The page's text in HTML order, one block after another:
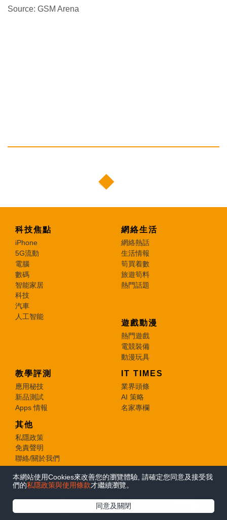
本網站使用Cookies來改善您的瀏覽體驗, 請確定您同意及接受我
們的私隱政策與使用條款才繼續瀏覽。
同意及關閉
Source: GSM Arena
科技焦點
iPhone
5G流動
電腦
數碼
智能家居
科技
汽車
人工智能
網絡生活
網絡熱話
生活情報
筍買着數
旅遊筍料
熱門話題
遊戲動漫
熱門遊戲
電競裝備
動漫玩具
教學評測
應用秘技
新品測試
Apps 情報
IT TIMES
業界頭條
AI 策略
名家專欄
其他
私隱政策
免責聲明
聯絡/關於我們
© 2026 e-zone. All Rights Reserved.